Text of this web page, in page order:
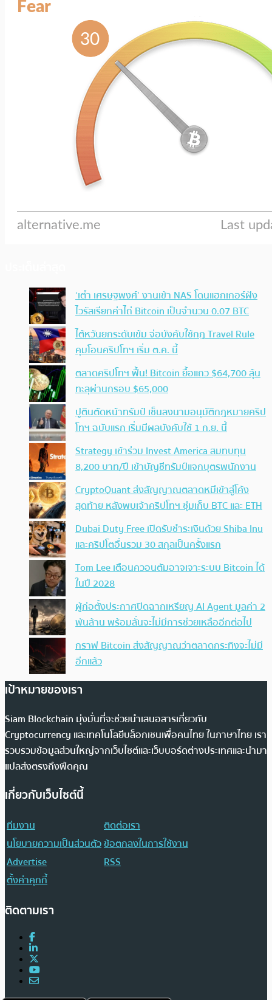
‘เต๋า เศรษฐพงศ์’ งานเข้า NAS โดนแฮกเกอร์ฝัง
ไวรัสเรียกค่าไถ่ Bitcoin เป็นจำนวน 0.07 BTC
ไต้หวันยกระดับเข้ม จ่อบังคับใช้กฏ Travel Rule
คุมโอนคริปโทฯ เริ่ม ต.ค. นี้
ตลาดคริปโทฯ ฟื้น! Bitcoin ยื้อแถว $64,700 ลุ้น
ทะลุผ่านกรอบ $65,000
ปูตินตัดหน้าทรัมป์ เซ็นลงนามอนุมัติกฎหมายคริป
โทฯ ฉบับแรก เริ่มมีผลบังคับใช้ 1 ก.ย. นี้
Strategy เข้าร่วม Invest America สมทบทุน
8,200 บาท/ปี เข้าบัญชีทรัมป์แจกบุตรพนักงาน
CryptoQuant ส่งสัญญาณตลาดหมีเข้าสู่โค้ง
สุดท้าย หลังพบเจ้าคริปโทฯ ซุ่มเก็บ BTC และ ETH
Dubai Duty Free เปิดรับชำระเงินด้วย Shiba Inu
และคริปโตอื่นรวม 30 สกุลเป็นครั้งแรก
Tom Lee เตือนควอนตัมอาจเจาะระบบ Bitcoin ได้
ในปี 2028
ผู้ก่อตั้งประกาศปิดฉากเหรียญ AI Agent มูลค่า 2
พันล้าน พร้อมลั่นจะไม่มีการช่วยเหลืออีกต่อไป
กราฟ Bitcoin ส่งสัญญาณว่าตลาดกระทิงจะไม่มี
อีกแล้ว
เป้าหมายของเรา
Siam Blockchain มุ่งมั่นที่จะช่วยนำเสนอสารเกี่ยวกับ
Cryptocurrency และเทคโนโลยีบล็อกเชนเพื่อคนไทย ในภาษาไทย เรา
รวบรวมข้อมูลส่วนใหญ่จากเว็บไซต์และเว็บบอร์ดต่างประเทศและนำมา
แปลส่งตรงถึงฟีดคุณ
เกี่ยวกับเว็บไซต์นี้
ทีมงาน
ติดต่อเรา
นโยบายความเป็นส่วนตัวข้อตกลงในการใช้งาน
Advertise
RSS
ตั้งค่าคุกกี้
ติดตามเรา